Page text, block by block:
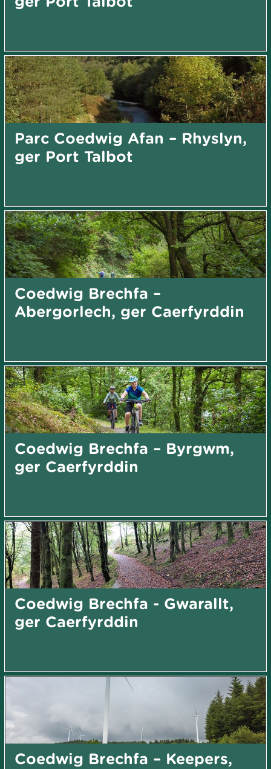
Parc Coedwig Afan – Rhyslyn,
ger Port Talbot
Coedwig Brechfa –
Abergorlech, ger Caerfyrddin
Coedwig Brechfa – Byrgwm,
ger Caerfyrddin
Coedwig Brechfa - Gwarallt,
ger Caerfyrddin
Coedwig Brechfa – Keepers,